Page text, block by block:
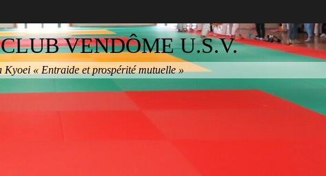
VENDÔME U.S.V.
Kyoei « Entraide et prospérité mutuelle »